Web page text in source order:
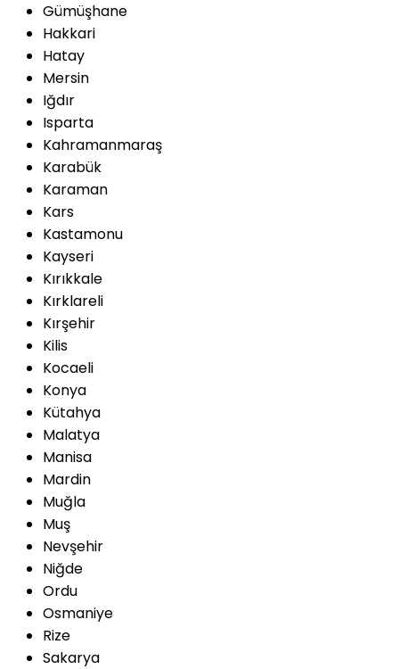
Gümüşhane
Hakkari
Hatay
Mersin
Iğdır
Isparta
Kahramanmaraş
Karabük
Karaman
Kars
Kastamonu
Kayseri
Kırıkkale
Kırklareli
Kırşehir
Kilis
Kocaeli
Konya
Kütahya
Malatya
Manisa
Mardin
Muğla
Muş
Nevşehir
Niğde
Ordu
Osmaniye
Rize
Sakarya